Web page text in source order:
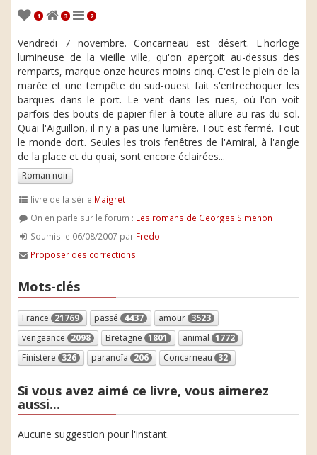
1 3 2
Vendredi 7 novembre. Concarneau est désert. L'horloge
lumineuse de la vieille ville, qu'on aperçoit au-dessus des
remparts, marque onze heures moins cinq. C'est le plein de la
marée et une tempête du sud-ouest fait s'entrechoquer les
barques dans le port. Le vent dans les rues, où l'on voit
parfois des bouts de papier filer à toute allure au ras du sol.
Quai l'Aiguillon, il n'y a pas une lumière. Tout est fermé. Tout
le monde dort. Seules les trois fenêtres de l'Amiral, à l'angle
de la place et du quai, sont encore éclairées...
Roman noir
livre de la série Maigret
On en parle sur le forum : Les romans de Georges Simenon
Soumis le 06/08/2007 par Fredo
Proposer des corrections
Mots-clés
France 21769 passé 4437 amour 3523
vengeance 2098 Bretagne 1801 animal 1772
Finistère 326 paranoïa 206 Concarneau 32
Si vous avez aimé ce livre, vous aimerez
aussi...
Aucune suggestion pour l'instant.